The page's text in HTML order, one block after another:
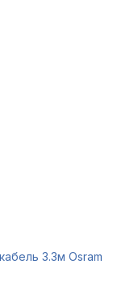
3.3м Osram